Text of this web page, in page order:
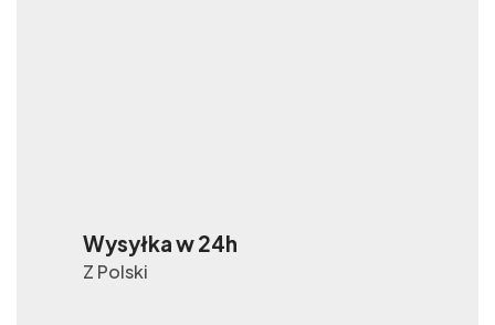
Wysyłka w 24h
Z Polski